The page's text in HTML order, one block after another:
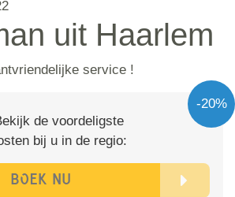
uit Haarlem
service !
-20%
de voordeligste
bij u in de regio: